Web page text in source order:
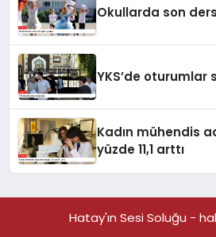
Okullarda son
YKS’de oturumlar
Kadın mühendis
yüzde 11,1 arttı
Hatay'ın Sesi Soluğu -